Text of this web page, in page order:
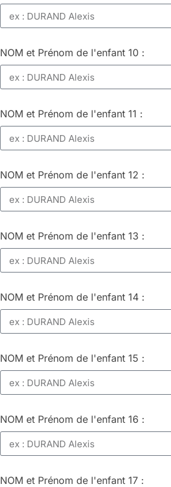
NOM et Prénom de l'enfant 10 :
NOM et Prénom de l'enfant 11 :
NOM et Prénom de l'enfant 12 :
NOM et Prénom de l'enfant 13 :
NOM et Prénom de l'enfant 14 :
NOM et Prénom de l'enfant 15 :
NOM et Prénom de l'enfant 16 :
NOM et Prénom de l'enfant 17 :